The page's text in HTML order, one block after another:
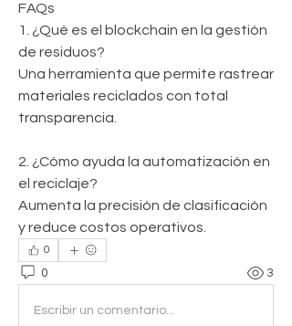
FAQs
1. ¿Qué es el blockchain en la gestión
de residuos?
Una herramienta que permite rastrear
materiales reciclados con total
transparencia.
2. ¿Cómo ayuda la automatización en
el reciclaje?
Aumenta la precisión de clasificación
y reduce costos operativos.
0
0 3
Escribir un comentario...